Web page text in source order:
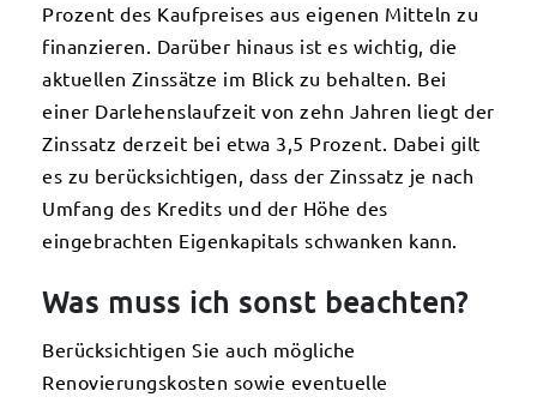
Prozent des Kaufpreises aus eigenen Mitteln zu
finanzieren. Darüber hinaus ist es wichtig, die
aktuellen Zinssätze im Blick zu behalten. Bei
einer Darlehenslaufzeit von zehn Jahren liegt der
Zinssatz derzeit bei etwa 3,5 Prozent. Dabei gilt
es zu berücksichtigen, dass der Zinssatz je nach
Umfang des Kredits und der Höhe des
eingebrachten Eigenkapitals schwanken kann.
Was muss ich sonst beachten?
Berücksichtigen Sie auch mögliche
Renovierungskosten sowie eventuelle